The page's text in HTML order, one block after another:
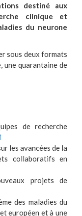
destiné aux
clinique et
du neurone
sous deux formats
une quarantaine de
de recherche
les avancées de la
collaboratifs en
projets de
des maladies du
européen et à une